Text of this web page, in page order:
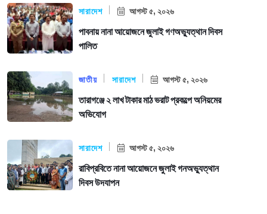
সারাদেশ আগস্ট ৫, ২০২৬
পাবনায় নানা আয়োজনে জুলাই গণঅভ্যুত্থান দিবস
পালিত
জাতীয় সারাদেশ আগস্ট ৫, ২০২৬
তারাগঞ্জে ২ লাখ টাকার মাঠ ভরাট প্রকল্পে অনিয়মের
অভিযোগ
সারাদেশ আগস্ট ৫, ২০২৬
রাবিপ্রবিতে নানা আয়োজনে জুলাই গনঅভ্যুত্থান
দিবস উদযাপন